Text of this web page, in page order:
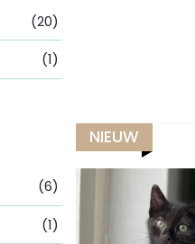
(20)
(1)
(6)
(1)
NIEUW